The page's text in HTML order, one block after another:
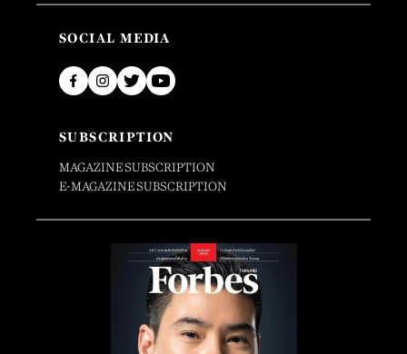
SOCIAL MEDIA
SUBSCRIPTION
MAGAZINE SUBSCRIPTION
E-MAGAZINE SUBSCRIPTION